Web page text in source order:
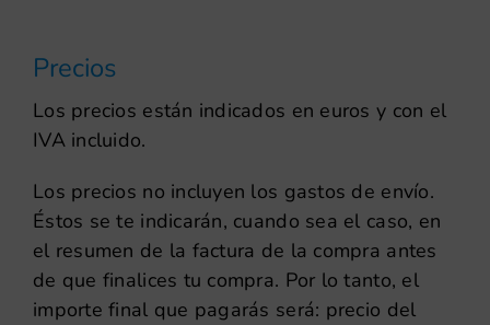
Precios
Los precios están indicados en euros y con el
IVA incluido.
Los precios no incluyen los gastos de envío.
Éstos se te indicarán, cuando sea el caso, en
el resumen de la factura de la compra antes
de que finalices tu compra. Por lo tanto, el
importe final que pagarás será: precio del